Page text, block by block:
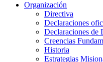
Organización
Directiva
Declaraciones
Declaraciones de
Creencias
Historia
Estrategias